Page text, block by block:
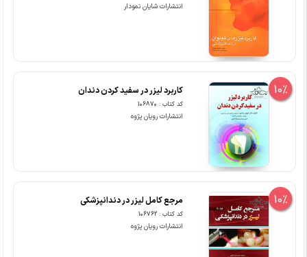
انتشارات شایان نمودار
10% کاربرد لیزر در سفید کردن دندان
کد کتاب : 106870
انتشارات رویان پژوه
10% مرجع کامل لیزر در دندانپزشکی
کد کتاب : 106762
انتشارات رویان پژوه